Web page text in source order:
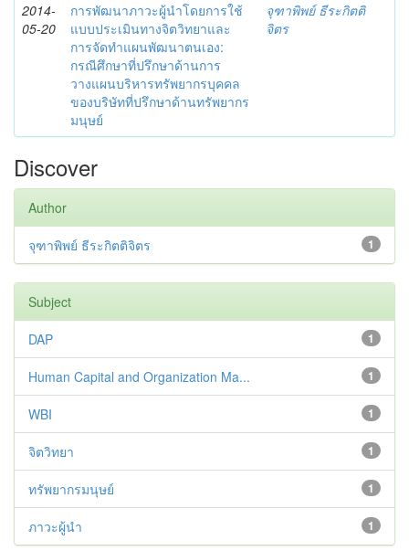
2014-
05-20
การพัฒนาภาวะผู้นำโดยการใช้
แบบประเมินทางจิตวิทยาและ
การจัดทำแผนพัฒนาตนเอง:
กรณีศึกษาที่ปรึกษาด้านการ
วางแผนบริหารทรัพยากรบุคคล
ของบริษัทที่ปรึกษาด้านทรัพยากร
มนุษย์
จุฑาพิพย์ ธีระกิตติ
จิตร
Discover
Author
1
จุฑาพิพย์ ธีระกิตติจิตร
Subject
1
DAP
1
Human Capital and Organization Ma...
1
WBI
1
จิตวิทยา
1
ทรัพยากรมนุษย์
1
ภาวะผู้นำ